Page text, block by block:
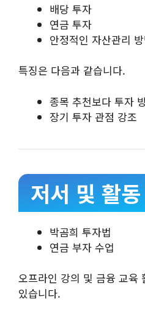
배당 투자
연금 투자
안정적인 자산관리
특징은 다음과 같습니다.
종목 추천보다 투자
장기 투자 관점 강조
저서 및 활동
박곰희 투자법
연금 부자 수업
오프라인 강의 및 금융 교육
있습니다.